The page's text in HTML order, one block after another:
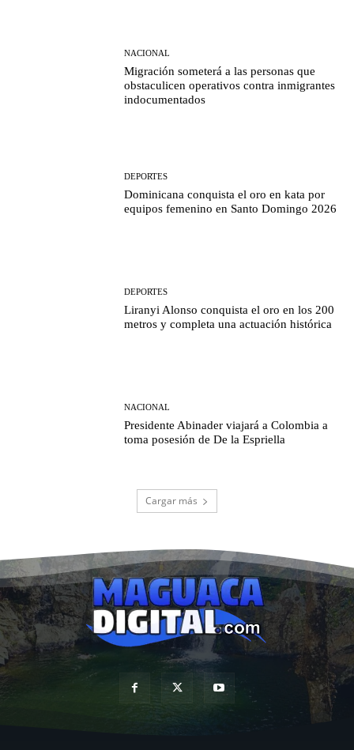
NACIONAL
Migración someterá a las personas que
obstaculicen operativos contra inmigrantes
indocumentados
DEPORTES
Dominicana conquista el oro en kata por
equipos femenino en Santo Domingo 2026
DEPORTES
Liranyi Alonso conquista el oro en los 200
metros y completa una actuación histórica
NACIONAL
Presidente Abinader viajará a Colombia a
toma posesión de De la Espriella
Cargar más